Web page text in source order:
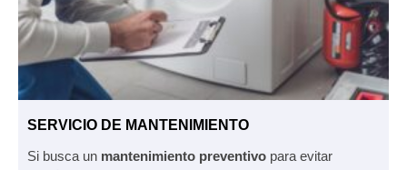
SERVICIO DE MANTENIMIENTO
Si busca un mantenimiento preventivo para evitar